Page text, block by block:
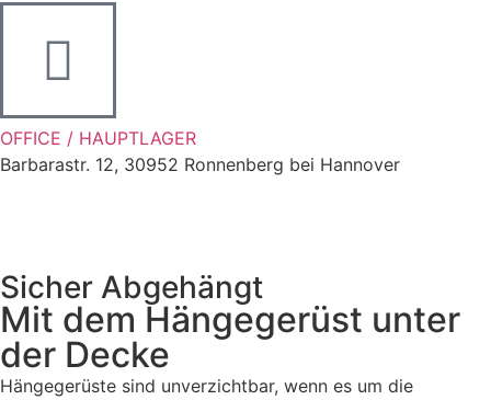
OFFICE / HAUPTLAGER
Barbarastr. 12, 30952 Ronnenberg bei Hannover
Sicher Abgehängt
Mit dem Hängegerüst unter
der Decke
Hängegerüste sind unverzichtbar, wenn es um die